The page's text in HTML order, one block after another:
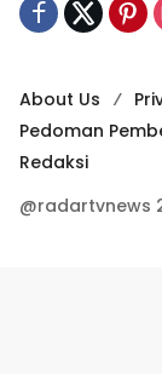
About Us
Pedoman
Redaksi
@radartvnews